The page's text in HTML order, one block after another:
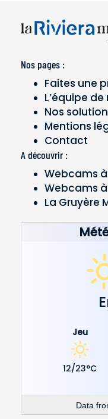
Nos pages :
Faites une
L’équipe
Nos
Mentions
Contact
A découvrir :
Webcams
Webcams
La Gruyère
Jeu
12/23°C
Data